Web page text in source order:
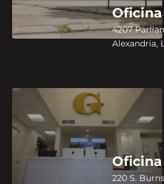
4207
Alexandria,
Oficina
220 S.